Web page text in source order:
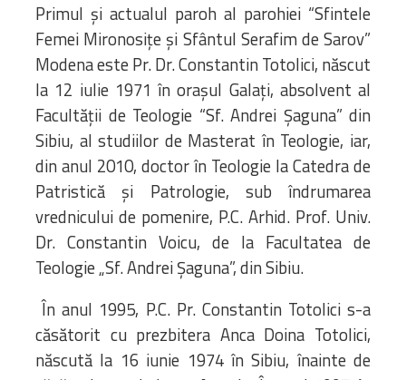
Primul şi actualul paroh al parohiei “Sfintele
Femei Mironosiţe şi Sfântul Serafim de Sarov”
Modena este Pr. Dr. Constantin Totolici, născut
la 12 iulie 1971 în oraşul Galaţi, absolvent al
Facultăţii de Teologie “Sf. Andrei Şaguna” din
Sibiu, al studiilor de Masterat în Teologie, iar,
din anul 2010, doctor în Teologie la Catedra de
Patristică şi Patrologie, sub îndrumarea
vrednicului de pomenire, P.C. Arhid. Prof. Univ.
Dr. Constantin Voicu, de la Facultatea de
Teologie „Sf. Andrei Șaguna”, din Sibiu.
În anul 1995, P.C. Pr. Constantin Totolici s-a
căsătorit cu prezbitera Anca Doina Totolici,
născută la 16 iunie 1974 în Sibiu, înainte de